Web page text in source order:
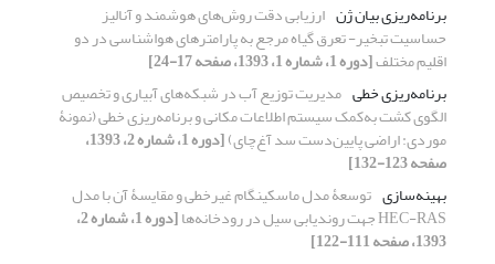
برنامه‌ریزی بیان ژن ارزیابی دقت روش‌های هوشمند و آنالیز
حساسیت تبخیر- تعرق گیاه مرجع به پارامترهای هواشناسی در دو
اقلیم مختلف[دوره 1، شماره 1، 1393، صفحه 17-24]
برنامه‌ریزی خطی مدیریت توزیع آب در شبکه‌های آبیاری و تخصیص
الگوی کشت به‌کمک سیستم اطلاعات مکانی و برنامه‌ریزی خطی (نمونۀ
موردی: اراضی پایین‌دست سد آغ‌چای) [دوره 1، شماره 2، 1393،
صفحه 123-132]
بهینه‌سازی توسعۀ مدل ماسکینگام غیرخطی و مقایسۀ آن با مدل
HEC-RAS جهت روندیابی سیل در رودخانه‌ها [دوره 1، شماره 2،
1393، صفحه 111-122]